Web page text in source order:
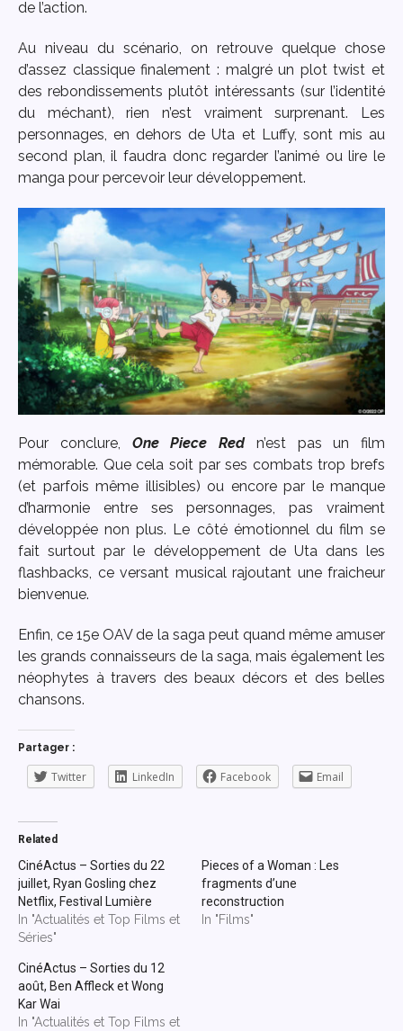
de l’action.
Au niveau du scénario, on retrouve quelque chose
d’assez classique finalement : malgré un plot twist et
des rebondissements plutôt intéressants (sur l’identité
du méchant), rien n’est vraiment surprenant. Les
personnages, en dehors de Uta et Luffy, sont mis au
second plan, il faudra donc regarder l’animé ou lire le
manga pour percevoir leur développement.
Pour conclure, One Piece Redn’est pas un film
mémorable. Que cela soit par ses combats trop brefs
(et parfois même illisibles) ou encore par le manque
d’harmonie entre ses personnages, pas vraiment
développée non plus. Le côté émotionnel du film se
fait surtout par le développement de Uta dans les
flashbacks, ce versant musical rajoutant une fraicheur
bienvenue.
Enfin, ce 15e OAV de la saga peut quand même amuser
les grands connaisseurs de la saga, mais également les
néophytes à travers des beaux décors et des belles
chansons.
Partager :
Twitter LinkedIn Facebook Email
Related
CinéActus – Sorties du 22
juillet, Ryan Gosling chez
Netflix, Festival Lumière
In "Actualités et Top Films et
Séries"
Pieces of a Woman : Les
fragments d’une
reconstruction
In "Films"
CinéActus – Sorties du 12
août, Ben Affleck et Wong
Kar Wai
In "Actualités et Top Films et